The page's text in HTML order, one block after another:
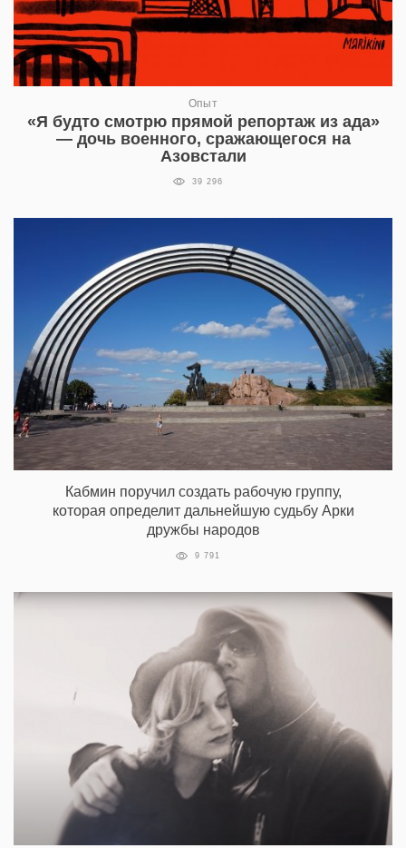
Опыт
«Я будто смотрю прямой репортаж из ада»
— дочь военного, сражающегося на
Азовстали
39 296
Кабмин поручил создать рабочую группу,
которая определит дальнейшую судьбу Арки
дружбы народов
9 791